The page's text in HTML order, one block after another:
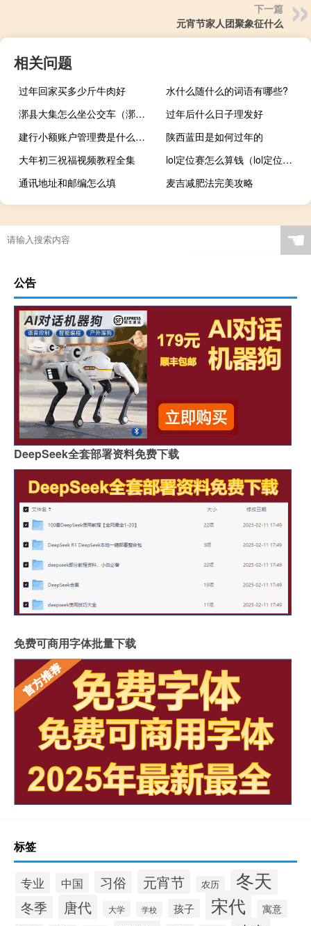
下一篇
元宵节家人团聚象征什么
相关问题
过年回家买多少斤牛肉好
水什么随什么的词语有哪些?
漷县大集怎么坐公交车（漷县怎么读）
过年后什么日子理发好
建行小额账户管理费是什么意思
陕西蓝田是如何过年的
大年初三祝福视频教程全集
lol定位赛怎么算钱（lol定位赛怎么算）
通讯地址和邮编怎么填
麦吉减肥法完美攻略
☚
公告
DeepSeek全套部署资料免费下载
免费可商用字体批量下载
标签
专业 中国 习俗 元宵节 农历 冬天
冬季 唐代 大学 学校 孩子 宋代 寓意